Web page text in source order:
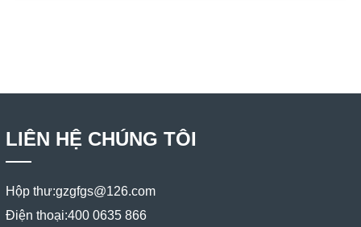
LIÊN HỆ CHÚNG TÔI
Hộp thư:gzgfgs@126.com
Điện thoại:400 0635 866